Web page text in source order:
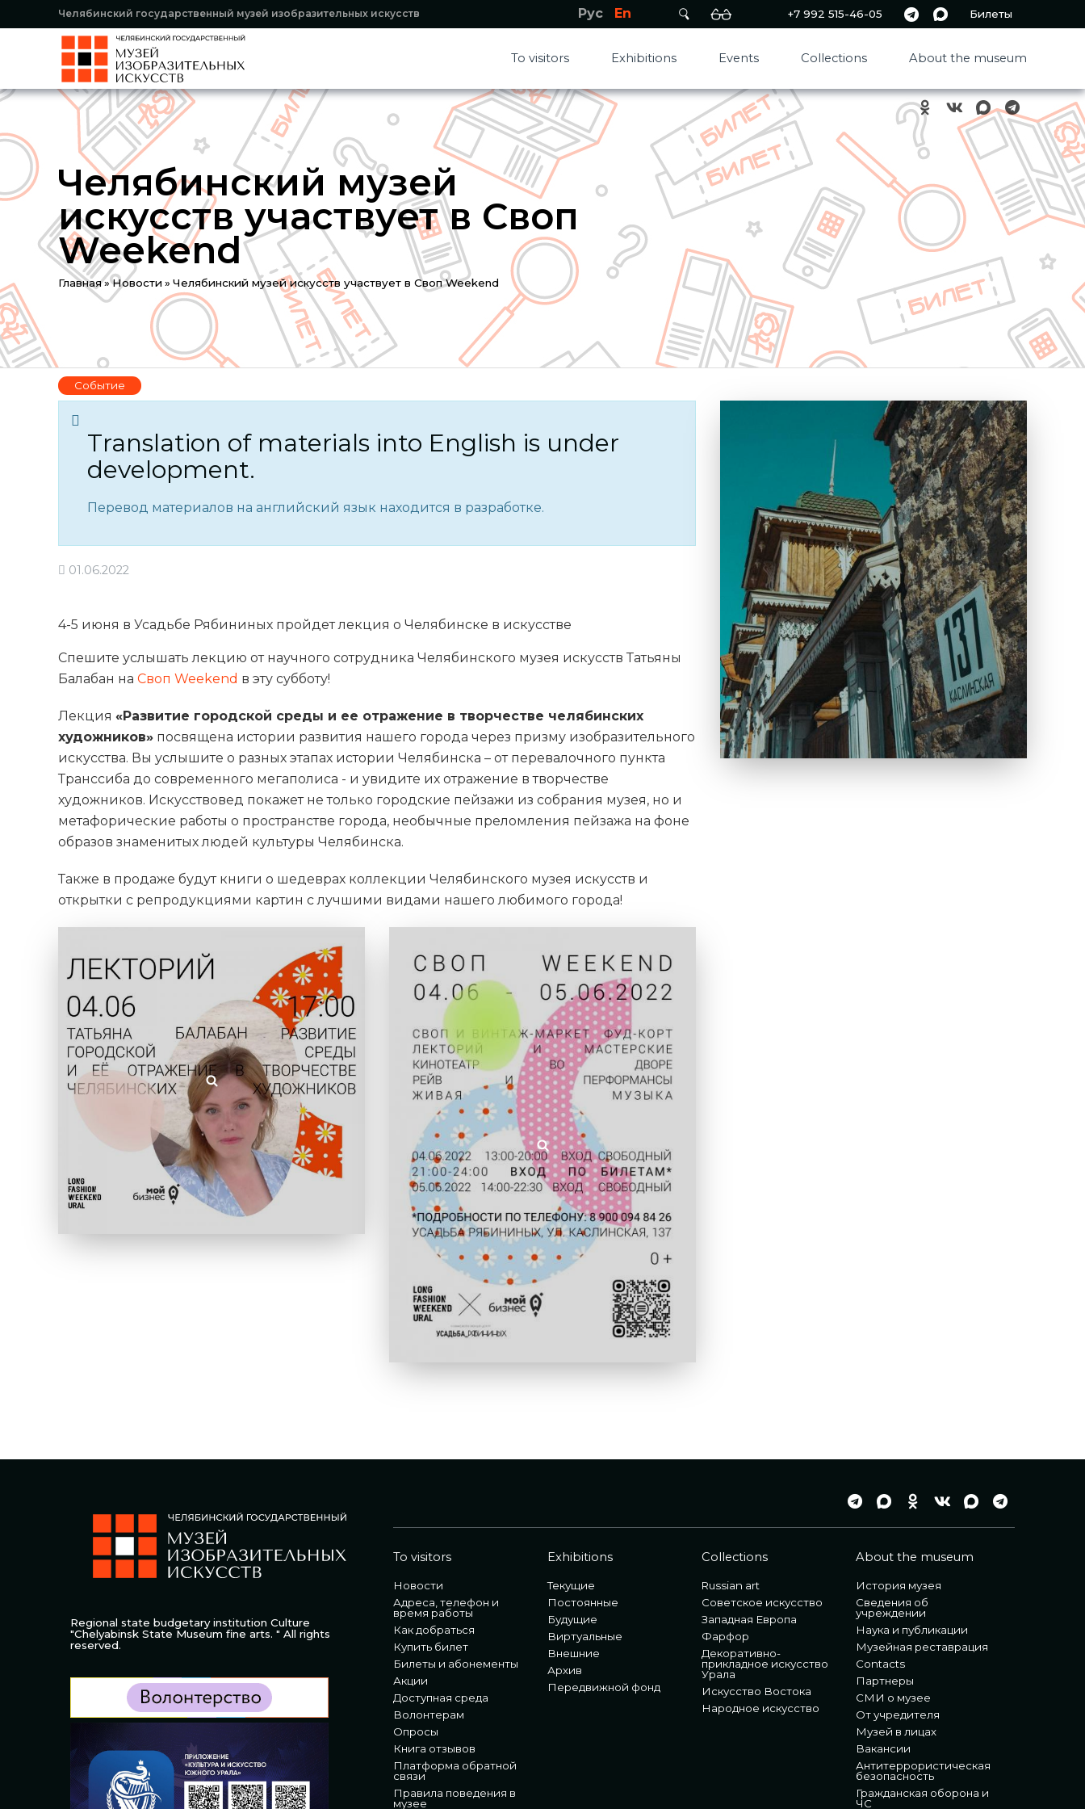
Челябинский государственный музей изобразительных искусств +7 992 515-46-05 Билеты
Рус En
To visitors Exhibitions Events Collections About the museum
Челябинский музей
искусств участвует в Своп
Weekend
You
Главная» Новости » Челябинский музей искусств участвует в Своп Weekend
Translation of materials into English is under
development.
Перевод материалов на английский язык находится в разработке.
01.06.2022
Событие
4-5 июня в Усадьбе Рябининых пройдет лекция о Челябинске в искусстве
Спешите услышать лекцию от научного сотрудника Челябинского музея искусств Татьяны
Балабан на Своп Weekend в эту субботу!
Лекция «Развитие городской среды и ее отражение в творчестве челябинских
художников» посвящена истории развития нашего города через призму изобразительного
искусства. Вы услышите о разных этапах истории Челябинска – от перевалочного пункта
Транссиба до современного мегаполиса - и увидите их отражение в творчестве
художников. Искусствовед покажет не только городские пейзажи из собрания музея, но и
метафорические работы о пространстве города, необычные преломления пейзажа на фоне
образов знаменитых людей культуры Челябинска.
Также в продаже будут книги о шедеврах коллекции Челябинского музея искусств и
открытки с репродукциями картин с лучшими видами нашего любимого города!
Regional state budgetary institution Culture
"Chelyabinsk State Museum fine arts. " All rights
reserved.
To visitors
Новости
Адреса, телефон и
время работы
Как добраться
Купить билет
Билеты и абонементы
Акции
Доступная среда
Волонтерам
Опросы
Книга отзывов
Платформа обратной
связи
Правила поведения в
музее
Exhibitions
Текущие
Постоянные
Будущие
Виртуальные
Внешние
Архив
Передвижной фонд
Collections
Russian art
Советское искусство
Западная Европа
Фарфор
Декоративно-
прикладное искусство
Урала
Искусство Востока
Народное искусство
About the museum
История музея
Сведения об
учреждении
Наука и публикации
Музейная реставрация
Contacts
Партнеры
СМИ о музее
От учредителя
Музей в лицах
Вакансии
Антитеррористическая
безопасность
Гражданская оборона и
ЧС